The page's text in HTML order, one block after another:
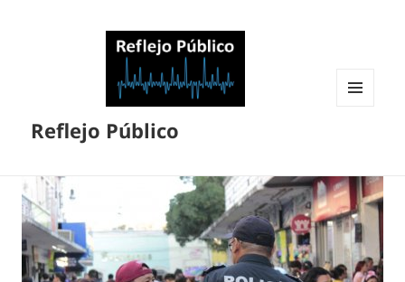
Reflejo Público